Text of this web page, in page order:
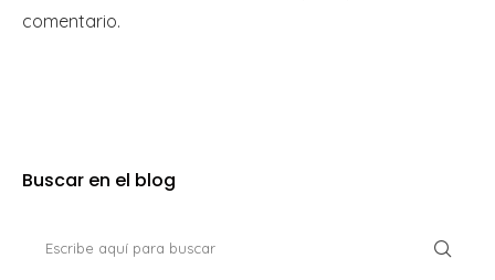
comentario.
Buscar en el blog